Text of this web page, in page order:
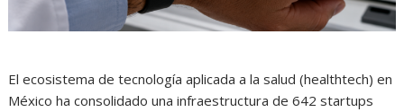
El ecosistema de tecnología aplicada a la salud (healthtech) en
México ha consolidado una infraestructura de 642 startups